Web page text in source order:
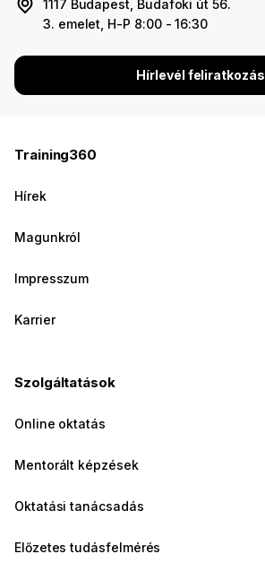
1117 Budapest, Budafoki út 56.
3. emelet, H-P 8:00 - 16:30
Hírlevél feliratkozás
Training360
Hírek
Magunkról
Impresszum
Karrier
Szolgáltatások
Online oktatás
Mentorált képzések
Oktatási tanácsadás
Előzetes tudásfelmérés